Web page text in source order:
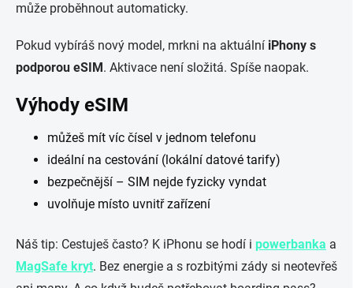
může proběhnout automaticky.
Pokud vybíráš nový model, mrkni na aktuální iPhony s
podporou eSIM. Aktivace není složitá. Spíše naopak.
Výhody eSIM
můžeš mít víc čísel v jednom telefonu
ideální na cestování (lokální datové tarify)
bezpečnější – SIM nejde fyzicky vyndat
uvolňuje místo uvnitř zařízení
Náš tip: Cestuješ často? K iPhonu se hodí i powerbanka a
MagSafe kryt. Bez energie a s rozbitými zády si neotevřeš